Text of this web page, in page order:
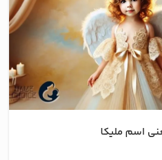
اسم ملیکا